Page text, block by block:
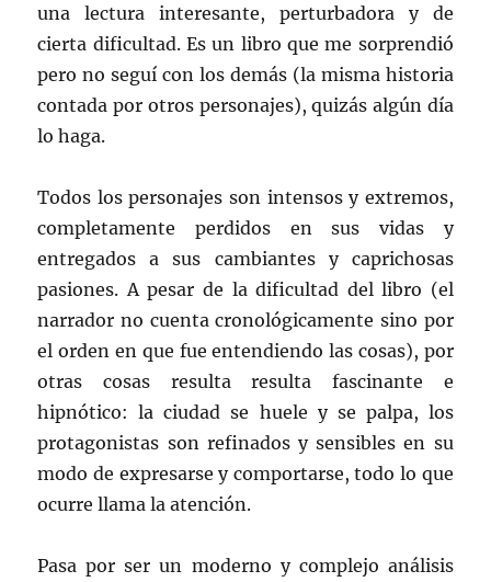
una lectura interesante, perturbadora y de
cierta dificultad. Es un libro que me sorprendió
pero no seguí con los demás (la misma historia
contada por otros personajes), quizás algún día
lo haga.
Todos los personajes son intensos y extremos,
completamente perdidos en sus vidas y
entregados a sus cambiantes y caprichosas
pasiones. A pesar de la dificultad del libro (el
narrador no cuenta cronológicamente sino por
el orden en que fue entendiendo las cosas), por
otras cosas resulta resulta fascinante e
hipnótico: la ciudad se huele y se palpa, los
protagonistas son refinados y sensibles en su
modo de expresarse y comportarse, todo lo que
ocurre llama la atención.
Pasa por ser un moderno y complejo análisis